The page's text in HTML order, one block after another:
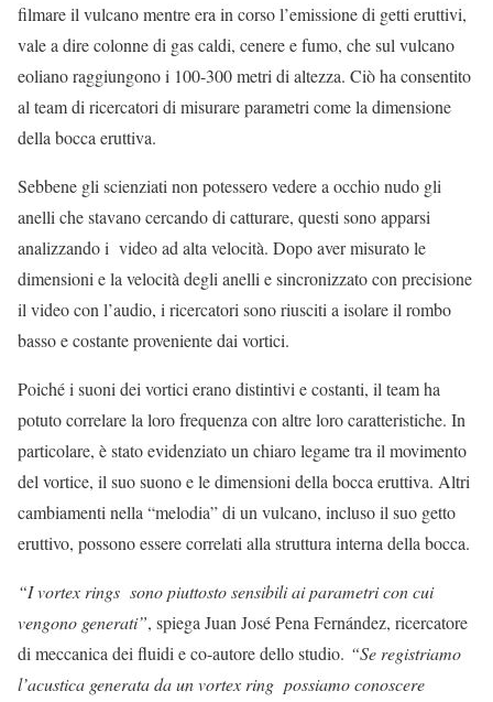
filmare il vulcano mentre era in corso l’emissione di getti eruttivi,
vale a dire colonne di gas caldi, cenere e fumo, che sul vulcano
eoliano raggiungono i 100-300 metri di altezza. Ciò ha consentito
al team di ricercatori di misurare parametri come la dimensione
della bocca eruttiva.
Sebbene gli scienziati non potessero vedere a occhio nudo gli
anelli che stavano cercando di catturare, questi sono apparsi
analizzando i video ad alta velocità. Dopo aver misurato le
dimensioni e la velocità degli anelli e sincronizzato con precisione
il video con l’audio, i ricercatori sono riusciti a isolare il rombo
basso e costante proveniente dai vortici.
Poiché i suoni dei vortici erano distintivi e costanti, il team ha
potuto correlare la loro frequenza con altre loro caratteristiche. In
particolare, è stato evidenziato un chiaro legame tra il movimento
del vortice, il suo suono e le dimensioni della bocca eruttiva. Altri
cambiamenti nella “melodia” di un vulcano, incluso il suo getto
eruttivo, possono essere correlati alla struttura interna della bocca.
“I vortex rings sono piuttosto sensibili ai parametri con cui
vengono generati”, spiega Juan José Pena Fernández, ricercatore
di meccanica dei fluidi e co-autore dello studio. “Se registriamo
l’acustica generata da un vortex ring possiamo conoscere